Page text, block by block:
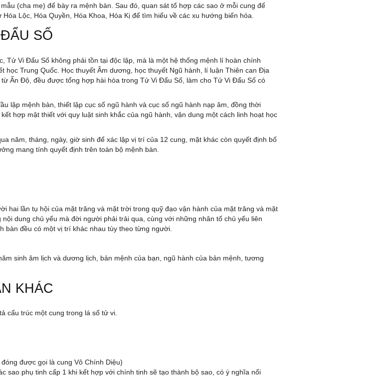
(cha mẹ) để bày ra mệnh bàn. Sau đó, quan sát tổ hợp các sao ở mỗi cung để
Lộc, Hóa Quyền, Hóa Khoa, Hóa Kị để tìm hiểu về các xu hướng biến hóa.
SỐ
Tử Vi Đẩu Số không phải tồn tại độc lập, mà là một hệ thống mệnh lí hoàn chính
học Trung Quốc. Học thuyết Âm dương, học thuyết Ngũ hành, lí luận Thiên can Địa
Ấn Độ, đều được tổng hợp hài hòa trong Tử Vi Đẩu Số, làm cho Tử Vi Đẩu Số có
lập mệnh bàn, thiết lập cục số ngũ hành và cục số ngũ hành nạp âm, đồng thời
hợp mật thiết với quy luật sinh khắc của ngũ hành, vận dung một cách linh hoạt học
năm, tháng, ngày, giờ sinh để xác lập vị trí của 12 cung, mặt khác còn quyết định bố
mang tính quyết định trên toàn bộ mệnh bàn.
hai lần tụ hội của mặt trăng và mặt trời trong quỹ đạo vận hành của mặt trăng và mặt
dung chủ yếu mà đời người phải trải qua, cùng với những nhân tố chủ yếu liên
bàn đều có một vị trí khác nhau tùy theo từng người.
sinh âm lịch và dương lịch, bản mệnh của bạn, ngũ hành của bản mệnh, tương
KHÁC
cấu trúc một cung trong lá số tử vi.
được gọi là cung Vô Chính Diệu)
sao phụ tinh cấp 1 khi kết hợp với chính tinh sẽ tạo thành bộ sao, có ý nghĩa nổi